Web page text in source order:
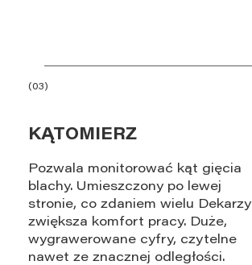
(03)
KĄTOMIERZ
Pozwala monitorować kąt gięcia
blachy. Umieszczony po lewej
stronie, co zdaniem wielu Dekarzy
zwiększa komfort pracy. Duże,
wygrawerowane cyfry, czytelne
nawet ze znacznej odległości.